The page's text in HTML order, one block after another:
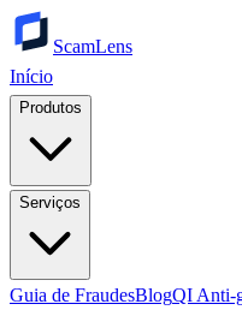
ScamLens
Início
Produtos
Serviços
Guia de FraudesBlogQI Anti-